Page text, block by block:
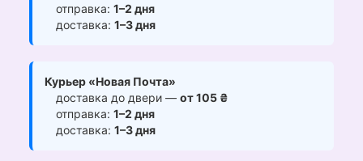
отправка: 1–2 дня
доставка: 1–3 дня
Курьер «Новая Почта»
доставка до двери — от 105 ₴
отправка: 1–2 дня
доставка: 1–3 дня